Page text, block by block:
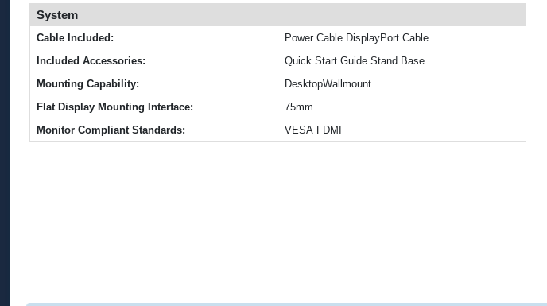
System
Cable Included:
Power Cable DisplayPort Cable
Included Accessories:
Quick Start Guide Stand Base
Mounting Capability:
DesktopWallmount
Flat Display Mounting Interface:
75mm
Monitor Compliant Standards:
VESA FDMI